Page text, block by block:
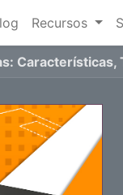
Recursos
Características,